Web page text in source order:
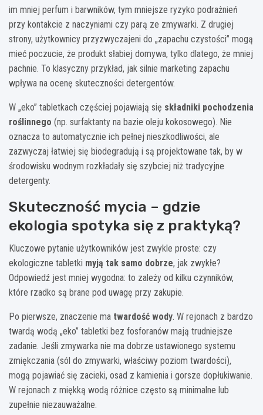
im mniej perfum i barwników, tym mniejsze ryzyko podrażnień
przy kontakcie z naczyniami czy parą ze zmywarki. Z drugiej
strony, użytkownicy przyzwyczajeni do „zapachu czystości” mogą
mieć poczucie, że produkt słabiej domywa, tylko dlatego, że mniej
pachnie. To klasyczny przykład, jak silnie marketing zapachu
wpływa na ocenę skuteczności detergentów.
W „eko” tabletkach częściej pojawiają się składniki pochodzenia
roślinnego (np. surfaktanty na bazie oleju kokosowego). Nie
oznacza to automatycznie ich pełnej nieszkodliwości, ale
zazwyczaj łatwiej się biodegradują i są projektowane tak, by w
środowisku wodnym rozkładały się szybciej niż tradycyjne
detergenty.
Skuteczność mycia – gdzie
ekologia spotyka się z praktyką?
Kluczowe pytanie użytkowników jest zwykle proste: czy
ekologiczne tabletki myją tak samo dobrze, jak zwykłe?
Odpowiedź jest mniej wygodna: to zależy od kilku czynników,
które rzadko są brane pod uwagę przy zakupie.
Po pierwsze, znaczenie ma twardość wody. W rejonach z bardzo
twardą wodą „eko” tabletki bez fosforanów mają trudniejsze
zadanie. Jeśli zmywarka nie ma dobrze ustawionego systemu
zmiękczania (sól do zmywarki, właściwy poziom twardości),
mogą pojawiać się zacieki, osad z kamienia i gorsze dopłukiwanie.
W rejonach z miękką wodą różnice często są minimalne lub
zupełnie niezauważalne.